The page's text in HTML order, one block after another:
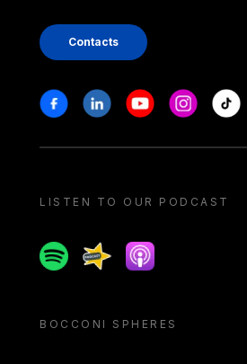
Contacts
Stay in touch
FacebookLinkedinYoutubeInstagram
Tiktok
LISTEN TO OUR PODCAST
SpotifySpreakerApple podcast
BOCCONI SPHERES